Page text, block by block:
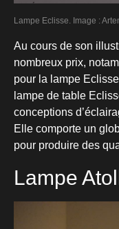
Lampe Eclisse. Image :
Au cours de son
nombreux prix,
pour la lampe
lampe de table
conceptions
Elle comporte un
pour produire des
Lampe